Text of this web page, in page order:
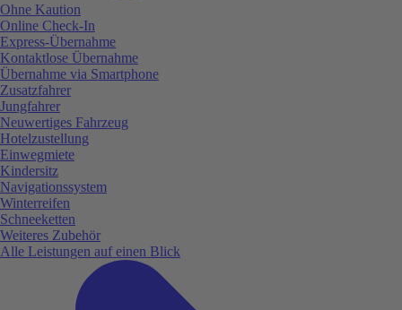
Ohne Kaution
Online Check-In
Express-Übernahme
Kontaktlose Übernahme
Übernahme via Smartphone
Zusatzfahrer
Jungfahrer
Neuwertiges Fahrzeug
Hotelzustellung
Einwegmiete
Kindersitz
Navigationssystem
Winterreifen
Schneeketten
Weiteres Zubehör
Alle Leistungen auf einen Blick